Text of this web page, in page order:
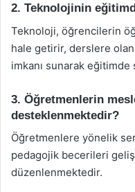
2. Teknolojinin
Teknoloji, öğrencilerin
hale getirir, derslere
imkanı sunarak
3. Öğretmenlerin
desteklenmektedir?
Öğretmenlere yönelik
pedagojik becerileri
düzenlenmektedir.